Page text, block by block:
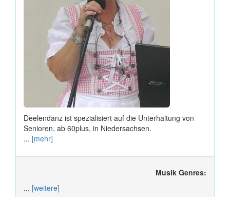
Deelendanz ist spezialisiert auf die Unterhaltung von
Senioren, ab 60plus, in Niedersachsen.
... [mehr]
Musik Genres:
... [weitere]